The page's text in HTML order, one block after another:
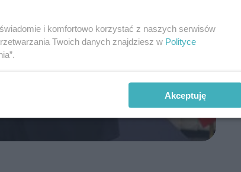
i komfortowo korzystać z naszych serwisów
Twoich danych znajdziesz w Polityce
Akceptuję